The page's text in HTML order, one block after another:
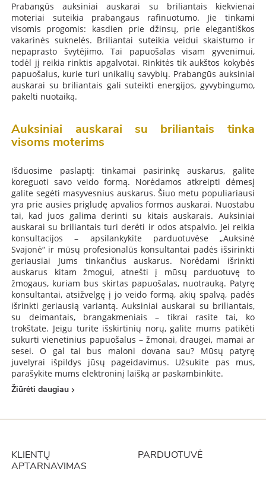
Prabangūs auksiniai auskarai su briliantais kiekvienai
moteriai suteikia prabangaus rafinuotumo. Jie tinkami
visomis progomis: kasdien prie džinsų, prie elegantiškos
vakarinės suknelės. Briliantai suteikia veidui skaistumo ir
nepaprasto švytėjimo. Tai papuošalas visam gyvenimui,
todėl jį reikia rinktis apgalvotai. Rinkitės tik aukštos kokybės
papuošalus, kurie turi unikalių savybių. Prabangūs auksiniai
auskarai su briliantais gali suteikti energijos, gyvybingumo,
pakelti nuotaiką.
Auksiniai auskarai su briliantais tinka
visoms moterims
Išduosime paslaptį: tinkamai pasirinkę auskarus, galite
koreguoti savo veido formą. Norėdamos atkreipti dėmesį
galite segėti masyvesnius auskarus. Šiuo metu populiariausi
yra prie ausies prigludę apvalios formos auskarai. Nuostabu
tai, kad juos galima derinti su kitais auskarais. Auksiniai
auskarai su briliantais turi derėti ir odos atspalvio. Jei reikia
konsultacijos – apsilankykite parduotuvėse „Auksinė
Svajonė“ ir mūsų profesionalūs konsultantai padės išsirinkti
geriausiai Jums tinkančius auskarus. Norėdami išrinkti
auskarus kitam žmogui, atnešti į mūsų parduotuvę to
žmogaus, kuriam bus skirtas papuošalas, nuotrauką. Patyrę
konsultantai, atsižvelgę į jo veido formą, akių spalvą, padės
išrinkti geriausią variantą. Auksiniai auskarai su briliantais,
su deimantais, brangakmeniais – tikrai rasite tai, ko
trokštate. Jeigu turite išskirtinių norų, galite mums patikėti
sukurti vienetinius papuošalus – žmonai, draugei, mamai ar
sesei. O gal tai bus maloni dovana sau? Mūsų patyrę
juvelyrai išpildys jūsų pageidavimus. Užsukite pas mus,
parašykite mums elektroninį laišką ar paskambinkite.
Žiūrėti daugiau
KLIENTŲ
APTARNAVIMAS
PARDUOTUVĖ